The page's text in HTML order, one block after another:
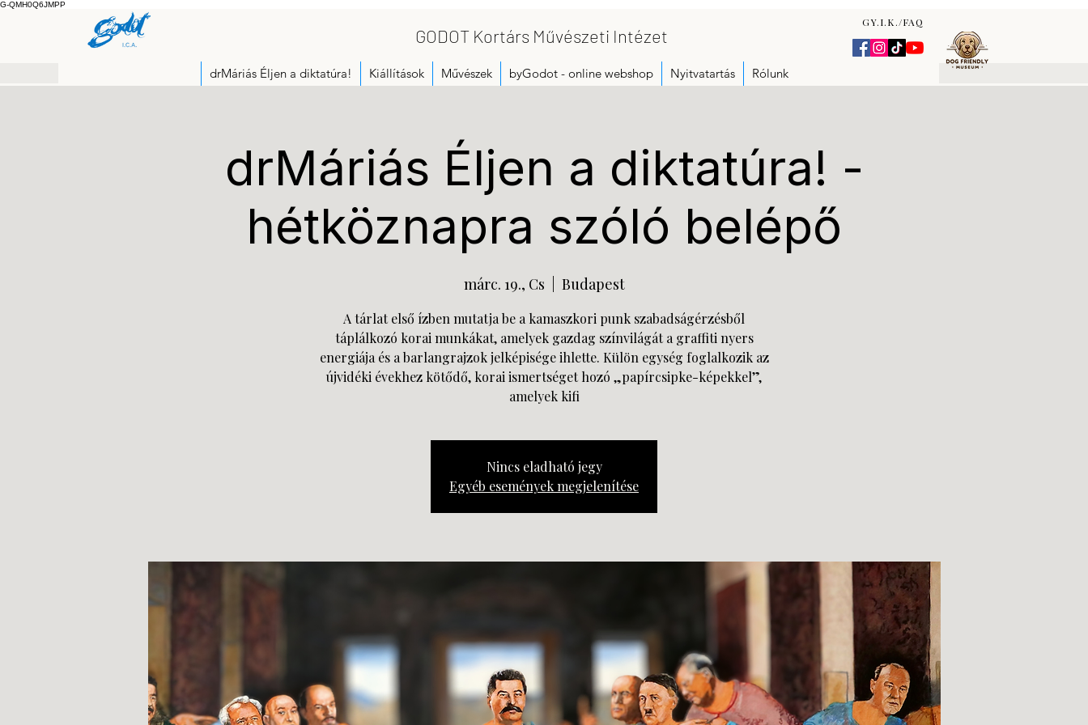
G-QMH0Q6JMPP
GODOT Kortárs Művészeti Intézet
GY.I.K./FAQ
drMáriás Éljen a diktatúra! Kiállítások Művészek byGodot - online webshop Nyitvatartás Rólunk
drMáriás Éljen a diktatúra! -
hétköznapra szóló belépő
márc. 19., Cs Budapest
A tárlat első ízben mutatja be a kamaszkori punk szabadságérzésből
táplálkozó korai munkákat, amelyek gazdag színvilágát a graffiti nyers
energiája és a barlangrajzok jelképisége ihlette. Külön egység foglalkozik az
újvidéki évekhez kötődő, korai ismertséget hozó „papírcsipke-képekkel”,
amelyek kifi
Nincs eladható jegy
Egyéb események megjelenítése